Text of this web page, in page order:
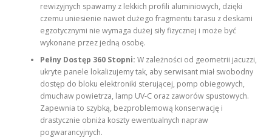
rewizyjnych spawamy z lekkich profili aluminiowych, dzięki
czemu uniesienie nawet dużego fragmentu tarasu z deskami
egzotycznymi nie wymaga dużej siły fizycznej i może być
wykonane przez jedną osobę.
Pełny Dostęp 360 Stopni: W zależności od geometrii jacuzzi,
ukryte panele lokalizujemy tak, aby serwisant miał swobodny
dostęp do bloku elektroniki sterującej, pomp obiegowych,
dmuchaw powietrza, lamp UV-C oraz zaworów spustowych.
Zapewnia to szybką, bezproblemową konserwację i
drastycznie obniża koszty ewentualnych napraw
pogwarancyjnych.